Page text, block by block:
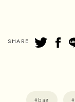
SHARE
bag